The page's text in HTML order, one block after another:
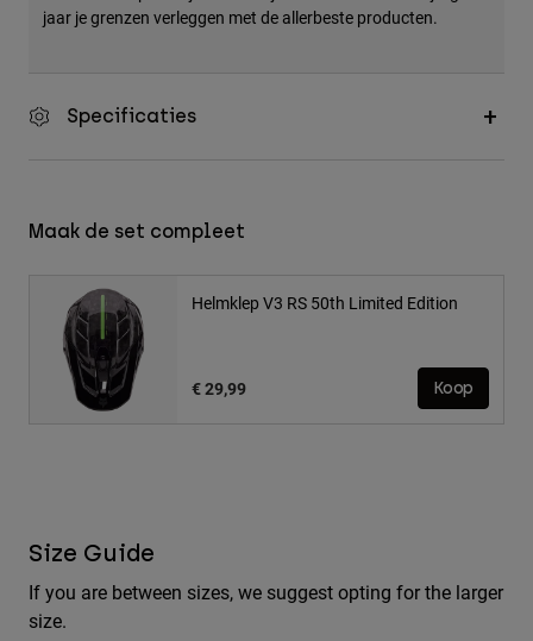
jaar je grenzen verleggen met de allerbeste producten.
Specificaties
Maak de set compleet
Helmklep V3 RS 50th Limited Edition
€ 29,99 Koop
Size Guide
If you are between sizes, we suggest opting for the larger
size.